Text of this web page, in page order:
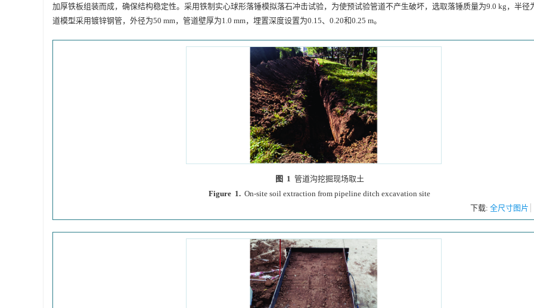
加厚铁板组装而成，确保结构稳定性。采用铁制实心球形落锤模拟落石冲击试验，为使预试验管道不产生破坏，选取落锤质量为9.0 kg，半径
道模型采用镀锌钢管，外径为50 mm，管道壁厚为1.0 mm，埋置深度设置为0.15、0.20和0.25 m。
图 1 管道沟挖掘现场取土
Figure 1. On-site soil extraction from pipeline ditch excavation site
下载: 全尺寸图片